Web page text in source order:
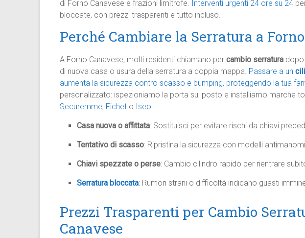
di Forno Canavese e frazioni limitrofe. Interventi urgenti 24 ore su 24
bloccate, con prezzi trasparenti e tutto incluso.
Perché Cambiare la Serratura a
A Forno Canavese, molti residenti chiamano per cambio serratura
di nuova casa o usura della serratura a doppia mappa. Passare a un
aumenta la sicurezza contro scasso e bumping, proteggendo la tua
personalizzato: ispezioniamo la porta sul posto e installiamo marche
Securemme, Fichet o Iseo.
Casa nuova o affittata: Sostituisci per evitare rischi da chiavi
Tentativo di scasso: Ripristina la sicurezza con modelli
Chiavi spezzate o perse: Cambio cilindro rapido per rientrare
Serratura bloccata: Rumori strani o difficoltà indicano guasti
Prezzi Trasparenti per Cambio
Canavese